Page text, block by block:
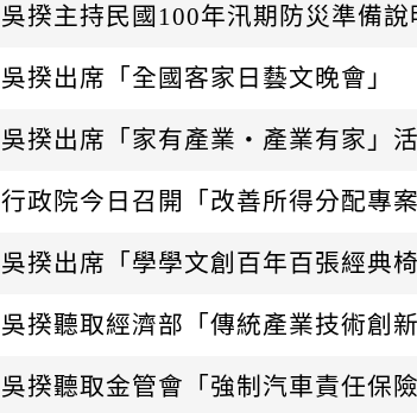
吳揆主持民國100年汛期防災準備說
吳揆出席「全國客家日藝文晚會」
吳揆出席「家有產業‧產業有家」
行政院今日召開「改善所得分配專
吳揆出席「學學文創百年百張經典
吳揆聽取經濟部「傳統產業技術創
吳揆聽取金管會「強制汽車責任保